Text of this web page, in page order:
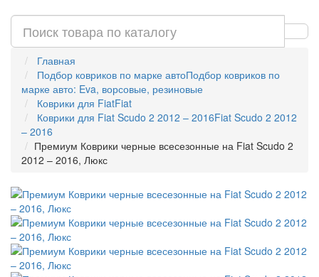
Главная
Подбор ковриков по марке автоПодбор ковриков по
марке авто: Eva, ворсовые, резиновые
Коврики для FiatFiat
Коврики для Fiat Scudo 2 2012 – 2016Fiat Scudo 2 2012
– 2016
Премиум Коврики черные всесезонные на Fiat Scudo 2
2012 – 2016, Люкс